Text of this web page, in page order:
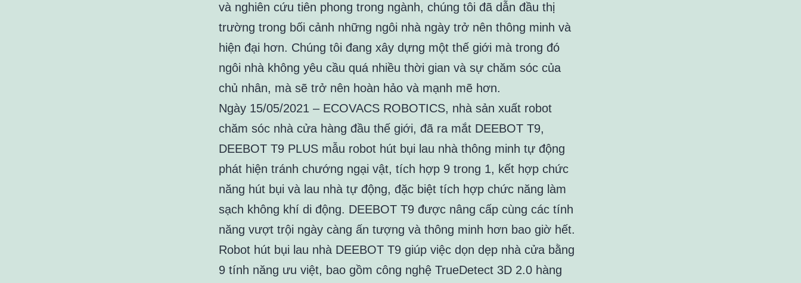
và nghiên cứu tiên phong trong ngành, chúng tôi đã dẫn đầu thị
trường trong bối cảnh những ngôi nhà ngày trở nên thông minh và
hiện đại hơn. Chúng tôi đang xây dựng một thế giới mà trong đó
ngôi nhà không yêu cầu quá nhiều thời gian và sự chăm sóc của
chủ nhân, mà sẽ trở nên hoàn hảo và mạnh mẽ hơn.
Ngày 15/05/2021 – ECOVACS ROBOTICS, nhà sản xuất robot
chăm sóc nhà cửa hàng đầu thế giới, đã ra mắt DEEBOT T9,
DEEBOT T9 PLUS mẫu robot hút bụi lau nhà thông minh tự động
phát hiện tránh chướng ngại vật, tích hợp 9 trong 1, kết hợp chức
năng hút bụi và lau nhà tự động, đặc biệt tích hợp chức năng làm
sạch không khí di động. DEEBOT T9 được nâng cấp cùng các tính
năng vượt trội ngày càng ấn tượng và thông minh hơn bao giờ hết.
Robot hút bụi lau nhà DEEBOT T9 giúp việc dọn dẹp nhà cửa bằng
9 tính năng ưu việt, bao gồm công nghệ TrueDetect 3D 2.0 hàng